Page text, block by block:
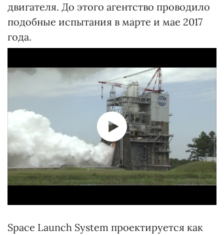
двигателя. До этого агентство проводило
подобные испытания в марте и мае 2017
года.
Space Launch System проектируется как